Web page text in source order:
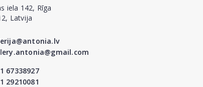
iela 142, Rīga
Latvija
67338927
29210081